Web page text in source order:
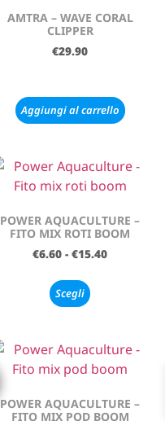
AMTRA – WAVE CORAL
CLIPPER
€29.90
Aggiungi al carrello
POWER AQUACULTURE –
FITO MIX ROTI BOOM
€6.60 - €15.40
Scegli
POWER AQUACULTURE –
FITO MIX POD BOOM